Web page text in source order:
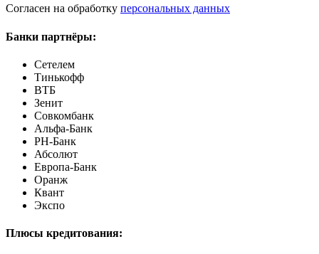
Согласен на обработку персональных данных
Банки партнёры:
Сетелем
Тинькофф
ВТБ
Зенит
Совкомбанк
Альфа-Банк
РН-Банк
Абсолют
Европа-Банк
Оранж
Квант
Экспо
Плюсы кредитования: